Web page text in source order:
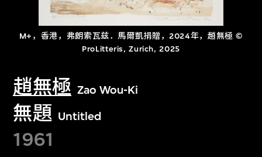
M+，香港，弗朗索瓦兹．馬爾凱捐贈，2024年，趙無極 ©
ProLitteris, Zurich, 2025
趙無極 Zao Wou-Ki
無題 Untitled
1961